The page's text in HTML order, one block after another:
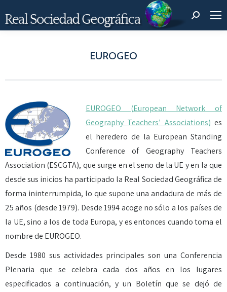
Buscar:
EUROGEO
EUROGEO (European Network of
Geography Teachers’ Associations) es
el heredero de la European Standing
Conference of Geography Teachers
Association (ESCGTA), que surge en el seno de la UE y en la que
desde sus inicios ha participado la Real Sociedad Geográfica de
forma ininterrumpida, lo que supone una andadura de más de
25 años (desde 1979). Desde 1994 acoge no sólo a los países de
la UE, sino a los de toda Europa, y es entonces cuando toma el
nombre de EUROGEO.
Desde 1980 sus actividades principales son una Conferencia
Plenaria que se celebra cada dos años en los lugares
especificados a continuación, y un Boletín que se dejó de